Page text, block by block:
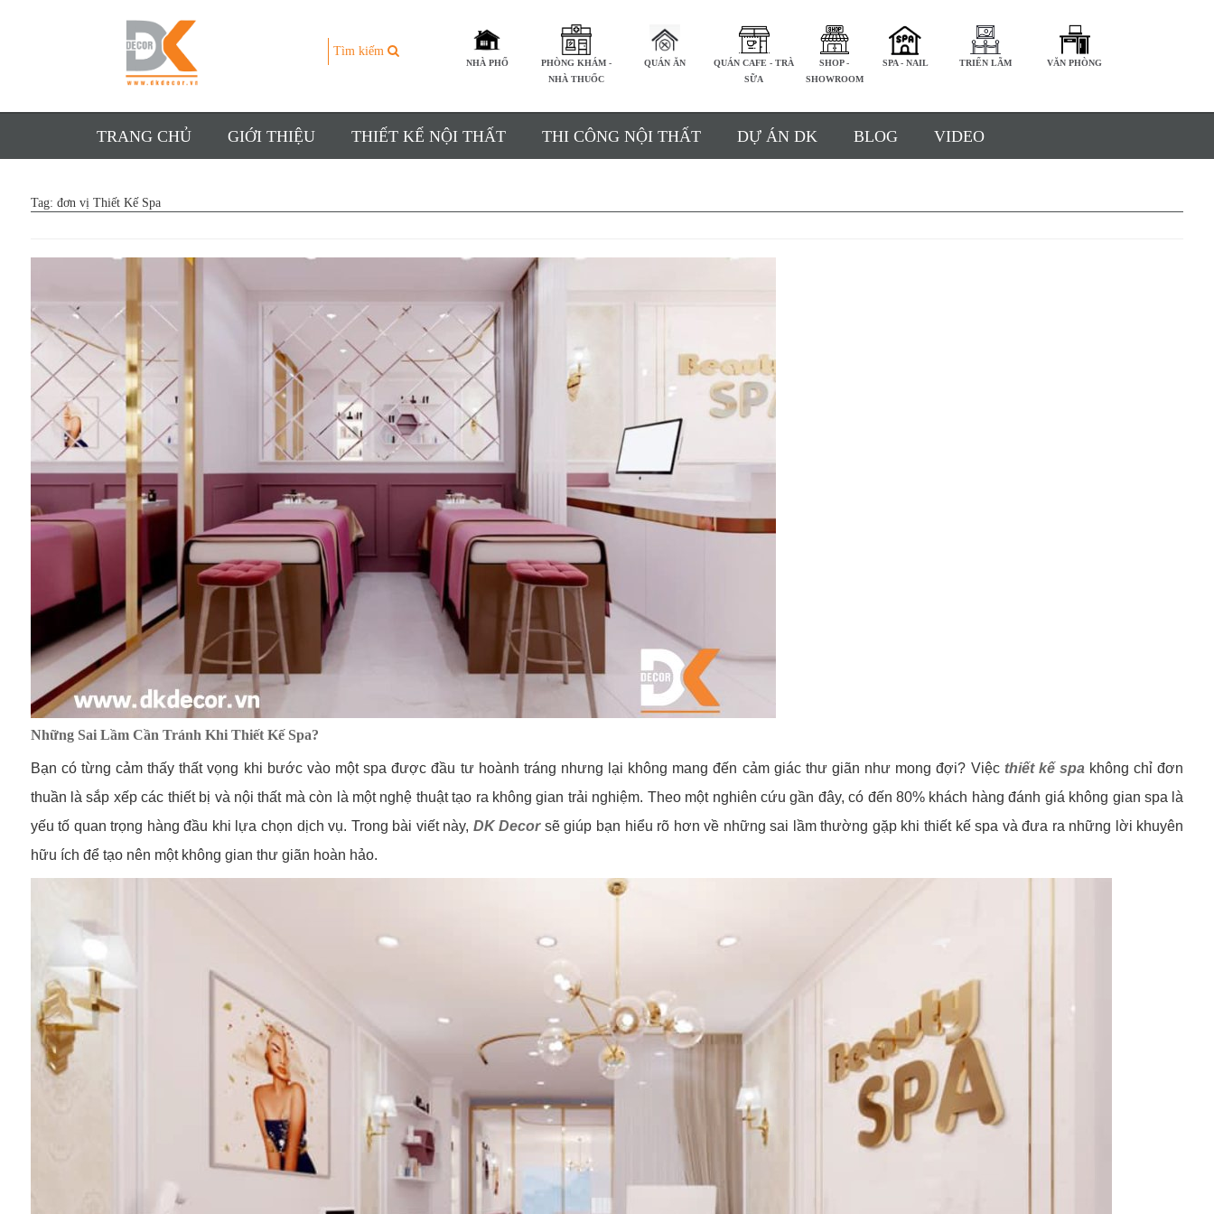
Tìm kiếm
NHÀ PHỐ
PHÒNG KHÁM -
NHÀ THUỐC
QUÁN ĂN
QUÁN CAFE - TRÀ
SỮA
SHOP -
SHOWROOM
SPA - NAIL TRIỂN LÃM VĂN PHÒNG
TRANG CHỦ GIỚI THIỆU THIẾT KẾ NỘI THẤT THI CÔNG NỘI THẤT DỰ ÁN DK BLOG VIDEO
Tag: đơn vị Thiết Kế Spa
Những Sai Lầm Cần Tránh Khi Thiết Kế Spa?
Bạn có từng cảm thấy thất vọng khi bước vào một spa được đầu tư hoành tráng nhưng lại không mang đến cảm giác thư giãn như mong đợi? Việc thiết kế spa không chỉ đơn
thuần là sắp xếp các thiết bị và nội thất mà còn là một nghệ thuật tạo ra không gian trải nghiệm. Theo một nghiên cứu gần đây, có đến 80% khách hàng đánh giá không gian spa là
yếu tố quan trọng hàng đầu khi lựa chọn dịch vụ. Trong bài viết này, DK Decorsẽ giúp bạn hiểu rõ hơn về những sai lầm thường gặp khi thiết kế spa và đưa ra những lời khuyên
hữu ích để tạo nên một không gian thư giãn hoàn hảo.